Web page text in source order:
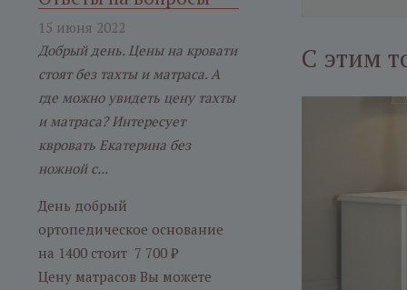
С этим
15 июня 2022
Добрый день. Цены на кровати
стоят без тахты и матраса. А
где можно увидеть цену тахты
и матраса? Интересует
квровать Екатерина без
ножной с...
День добрый
ортопедическое основание
на 1400 стоит 7 700 ₽
Цену матрасов Вы можете